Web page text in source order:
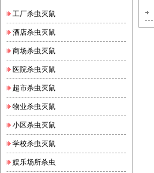
工厂杀虫灭鼠
酒店杀虫灭鼠
商场杀虫灭鼠
医院杀虫灭鼠
超市杀虫灭鼠
物业杀虫灭鼠
小区杀虫灭鼠
学校杀虫灭鼠
娱乐场所杀虫